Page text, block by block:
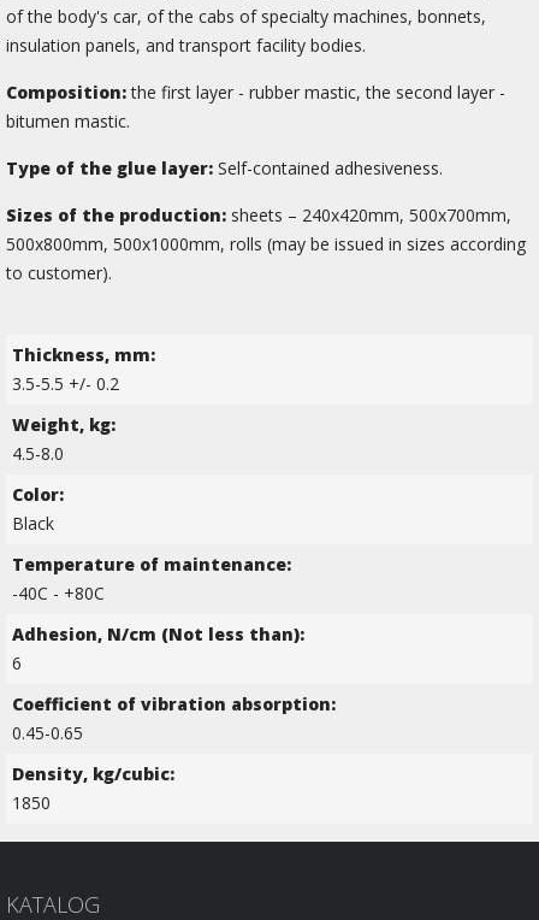
of the body's car, of the cabs of specialty machines, bonnets,
insulation panels, and transport facility bodies.
Composition:the first layer - rubber mastic, the second layer -
bitumen mastic.
Type of the glue layer: Self-contained adhesiveness.
Sizes of the production: sheets – 240х420mm, 500х700mm,
500х800mm, 500х1000mm, rolls (may be issued in sizes according
to customer).
Thickness, mm:
3.5-5.5 +/- 0.2
Weight, kg:
4.5-8.0
Color:
Black
Temperature of maintenance:
-40C - +80С
Adhesion, N/cm (Not less than):
6
Coefficient of vibration absorption:
0.45-0.65
Density, kg/cubic:
1850
KATALOG